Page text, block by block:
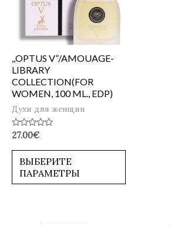
,,OPTUS V”/AMOUAGE-
LIBRARY
COLLECTION(FOR
WOMEN, 100 ML., EDP)
Духи для женщин
Оценка
из
27.00€
ВЫБЕРИТЕ
ПАРАМЕТРЫ